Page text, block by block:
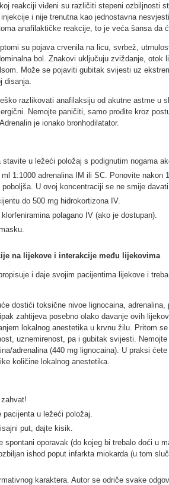
reakciji viđeni su različiti stepeni ozbiljnosti
injekcije i nije trenutna kao jednostavna
anafilaktičke reakcije, to je veća šansa da
su pojava crvenila na licu, svrbež,
bol. Znakovi uključuju zviždanje,
Može se pojaviti gubitak svijesti uz
disanja.
razlikovati anafilaksiju od akutne astme u
Nemojte paničiti, samo prođite kroz
je ionako bronhodilatator.
stavite u ležeći položaj s podignutim nogama
ml 1:1000 adrenalina IM ili SC. Ponovite
poboljša. U ovoj koncentraciji se ne smije
do 500 mg hidrokortizona IV.
klorfeniramina polagano IV (ako je dostupan).
na lijekove i interakcije među lijekovima
i daje svojim pacijentima lijekove i
dostići toksične nivoe lignocaina,
zahtijeva posebno olako davanje ovih
lokalnog anestetika u krvnu žilu. Pritom
uznemirenost, pa i gubitak svijesti.
adrenalina (440 mg lignocaina). U praksi
količine lokalnog anestetika.
pacijenta u ležeći položaj.
put, dajte kisik.
spontani oporavak (do kojeg bi trebalo doći u
ishod poput infarkta miokarda (u tom
karaktera. Autor se odriče svake